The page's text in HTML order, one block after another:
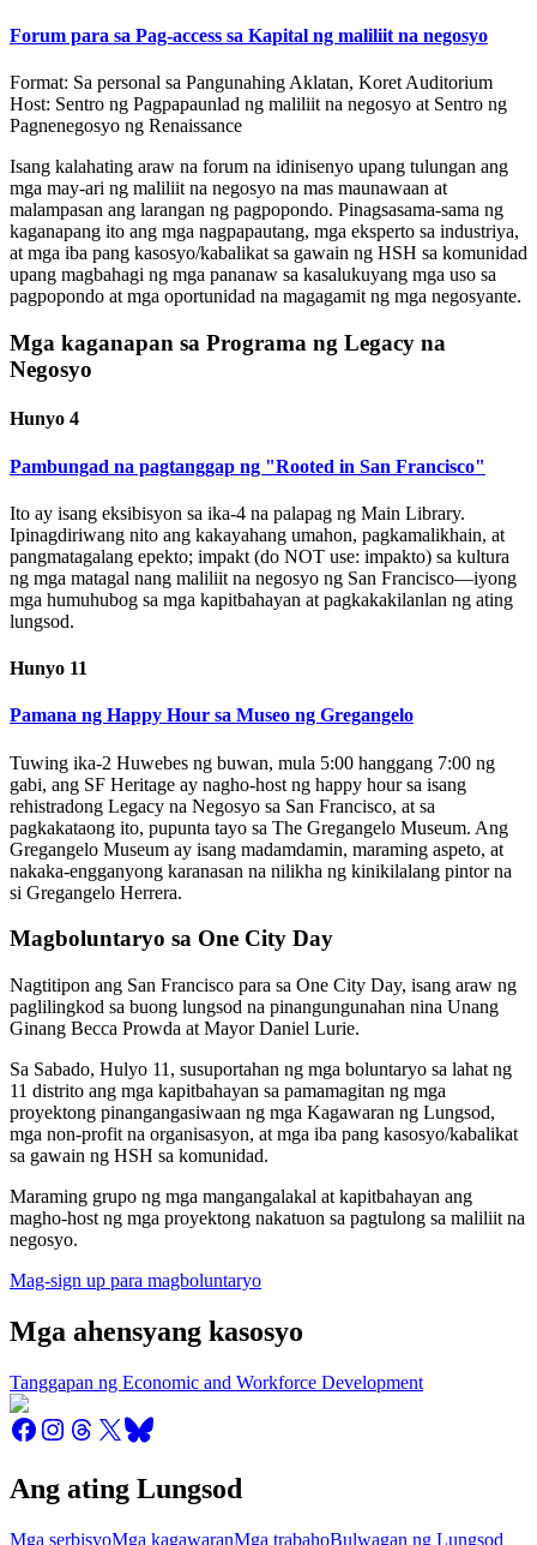
Forum para sa Pag-access sa Kapital ng maliliit na negosyo
Format: Sa personal sa Pangunahing Aklatan, Koret Auditorium
Host: Sentro ng Pagpapaunlad ng maliliit na negosyo at Sentro ng
Pagnenegosyo ng Renaissance
Isang kalahating araw na forum na idinisenyo upang tulungan ang
mga may-ari ng maliliit na negosyo na mas maunawaan at
malampasan ang larangan ng pagpopondo. Pinagsasama-sama ng
kaganapang ito ang mga nagpapautang, mga eksperto sa industriya,
at mga iba pang kasosyo/kabalikat sa gawain ng HSH sa komunidad
upang magbahagi ng mga pananaw sa kasalukuyang mga uso sa
pagpopondo at mga oportunidad na magagamit ng mga negosyante.
Mga kaganapan sa Programa ng Legacy na
Negosyo
Hunyo 4
Pambungad na pagtanggap ng "Rooted in San Francisco"
Ito ay isang eksibisyon sa ika-4 na palapag ng Main Library.
Ipinagdiriwang nito ang kakayahang umahon, pagkamalikhain, at
pangmatagalang epekto; impakt (do NOT use: impakto) sa kultura
ng mga matagal nang maliliit na negosyo ng San Francisco—iyong
mga humuhubog sa mga kapitbahayan at pagkakakilanlan ng ating
lungsod.
Hunyo 11
Pamana ng Happy Hour sa Museo ng Gregangelo
Tuwing ika-2 Huwebes ng buwan, mula 5:00 hanggang 7:00 ng
gabi, ang SF Heritage ay nagho-host ng happy hour sa isang
rehistradong Legacy na Negosyo sa San Francisco, at sa
pagkakataong ito, pupunta tayo sa The Gregangelo Museum. Ang
Gregangelo Museum ay isang madamdamin, maraming aspeto, at
nakaka-engganyong karanasan na nilikha ng kinikilalang pintor na
si Gregangelo Herrera.
Magboluntaryo sa One City Day
Nagtitipon ang San Francisco para sa One City Day, isang araw ng
paglilingkod sa buong lungsod na pinangungunahan nina Unang
Ginang Becca Prowda at Mayor Daniel Lurie.
Sa Sabado, Hulyo 11, susuportahan ng mga boluntaryo sa lahat ng
11 distrito ang mga kapitbahayan sa pamamagitan ng mga
proyektong pinangangasiwaan ng mga Kagawaran ng Lungsod,
mga non-profit na organisasyon, at mga iba pang kasosyo/kabalikat
sa gawain ng HSH sa komunidad.
Maraming grupo ng mga mangangalakal at kapitbahayan ang
magho-host ng mga proyektong nakatuon sa pagtulong sa maliliit na
negosyo.
Mag-sign up para magboluntaryo
Mga ahensyang kasosyo
Tanggapan ng Economic and Workforce Development
Ang ating Lungsod
Mga serbisyoMga kagawaranMga trabahoBulwagan ng Lungsod